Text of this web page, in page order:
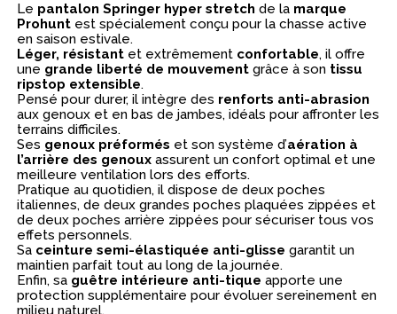
Le pantalon Springer hyper stretch de la marque
Prohunt est spécialement conçu pour la chasse active
en saison estivale.
Léger, résistant et extrêmement confortable, il offre
une grande liberté de mouvement grâce à son tissu
ripstop extensible.
Pensé pour durer, il intègre des renforts anti-abrasion
aux genoux et en bas de jambes, idéals pour affronter les
terrains difficiles.
Ses genoux préformés et son système d’aération à
l’arrière des genoux assurent un confort optimal et une
meilleure ventilation lors des efforts.
Pratique au quotidien, il dispose de deux poches
italiennes, de deux grandes poches plaquées zippées et
de deux poches arrière zippées pour sécuriser tous vos
effets personnels.
Sa ceinture semi-élastiquée anti-glisse garantit un
maintien parfait tout au long de la journée.
Enfin, sa guêtre intérieure anti-tique apporte une
protection supplémentaire pour évoluer sereinement en
milieu naturel.